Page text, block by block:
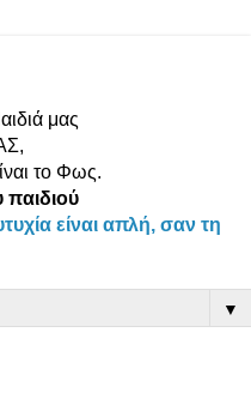
μας
το Φως.
παιδιού
είναι απλή, σαν τη
▼